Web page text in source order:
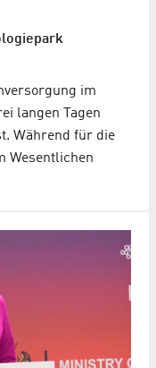
im
langen Tagen
Während für die
Wesentlichen